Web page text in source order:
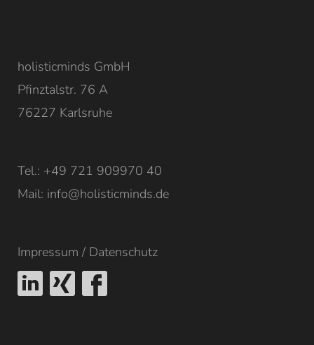
holisticminds GmbH
Pfinztalstr. 76 A
76227 Karlsruhe
Tel.: +49 721 909970 40
Mail: info@holisticminds.de
Impressum / Datenschutz